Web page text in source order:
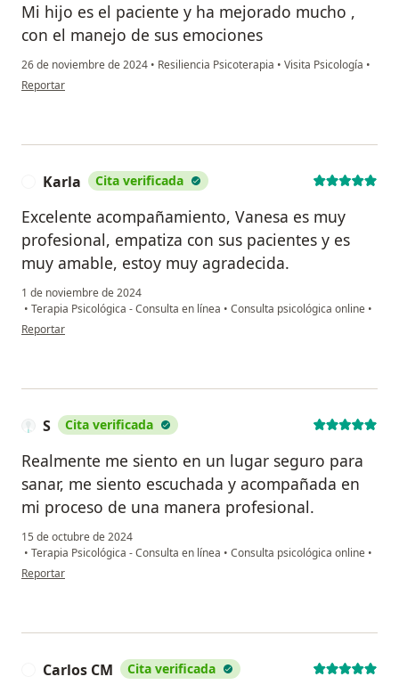
Mi hijo es el paciente y ha mejorado mucho ,
con el manejo de sus emociones
26 de noviembre de 2024 • Resiliencia Psicoterapia • Visita Psicología •
en opinión del usuario Karo
Reportar
Karla Cita verificada
Excelente acompañamiento, Vanesa es muy
profesional, empatiza con sus pacientes y es
muy amable, estoy muy agradecida.
1 de noviembre de 2024
• Terapia Psicológica - Consulta en línea • Consulta psicológica online •
en opinión del usuario Karla
Reportar
S Cita verificada
Realmente me siento en un lugar seguro para
sanar, me siento escuchada y acompañada en
mi proceso de una manera profesional.
15 de octubre de 2024
• Terapia Psicológica - Consulta en línea • Consulta psicológica online •
en opinión del usuario S
Reportar
Carlos CM Cita verificada